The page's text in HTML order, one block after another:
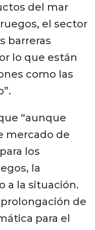
del mar
el sector
barreras
lo que están
como las
“aunque
mercado de
los
la
a la situación.
de
para el